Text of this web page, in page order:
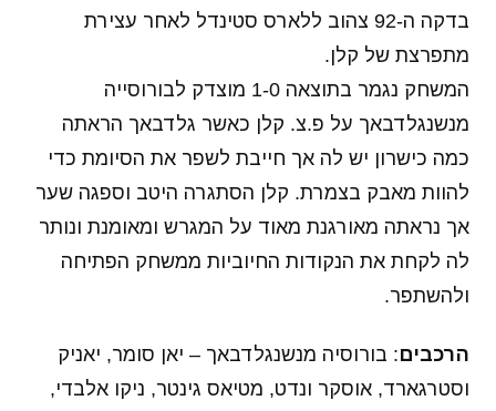
בדקה ה-92 צהוב ללארס סטינדל לאחר עצירת
מתפרצת של קלן.
המשחק נגמר בתוצאה 1-0 מוצדק לבורוסייה
מנשנגלדבאך על פ.צ. קלן כאשר גלדבאך הראתה
כמה כישרון יש לה אך חייבת לשפר את הסיומת כדי
להוות מאבק בצמרת. קלן הסתגרה היטב וספגה שער
אך נראתה מאורגנת מאוד על המגרש ומאומנת ונותר
לה לקחת את הנקודות החיוביות ממשחק הפתיחה
ולהשתפר.
הרכבים: בורוסיה מנשנגלדבאך – יאן סומר, יאניק
וסטרגארד, אוסקר ונדט, מטיאס גינטר, ניקו אלבדי,